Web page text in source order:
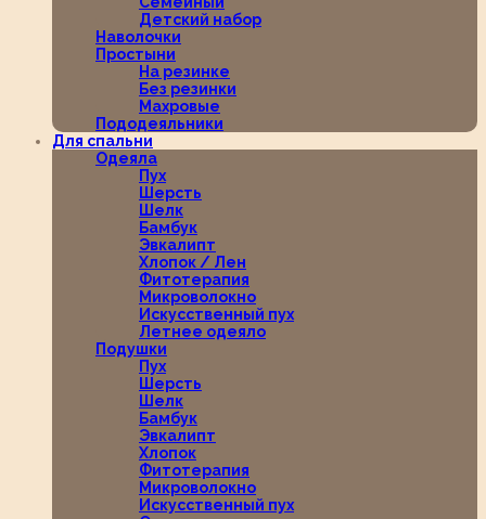
Детский набор
Наволочки
Простыни
На резинке
Без резинки
Махровые
Пододеяльники
Для спальни
Одеяла
Пух
Шерсть
Шелк
Бамбук
Эвкалипт
Хлопок / Лен
Фитотерапия
Микроволокно
Искусственный пух
Летнее одеяло
Подушки
Пух
Шерсть
Шелк
Бамбук
Эвкалипт
Хлопок
Фитотерапия
Микроволокно
Искусственный пух